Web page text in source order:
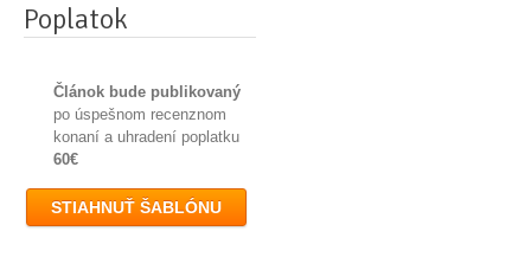
Poplatok
Článok bude publikovaný
po úspešnom recenznom
konaní a uhradení poplatku
60€
STIAHNUŤ ŠABLÓNU